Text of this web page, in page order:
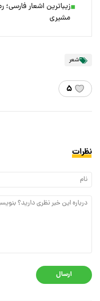
زیباترین اشعار
مشیری
شعر
۵
نظرات
ارسال